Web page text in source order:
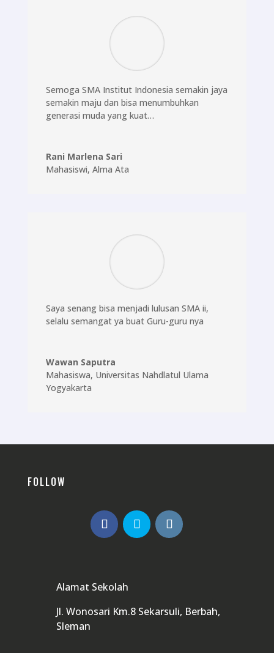
Semoga SMA Institut Indonesia semakin jaya
semakin maju dan bisa menumbuhkan
generasi muda yang kuat…
Rani Marlena Sari
Mahasiswi, Alma Ata
Saya senang bisa menjadi lulusan SMA ii,
selalu semangat ya buat Guru-guru nya
Wawan Saputra
Mahasiswa, Universitas Nahdlatul Ulama
Yogyakarta
FOLLOW
Alamat Sekolah
Jl. Wonosari Km.8 Sekarsuli, Berbah,
Sleman